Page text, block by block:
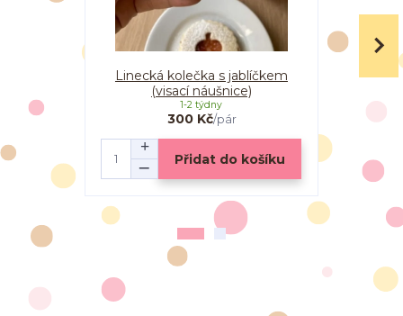
Linecká kolečka s jablíčkem
(visací náušnice)
300 Kč/pár
1-2 týdny
Přidat do košíku
Linecká